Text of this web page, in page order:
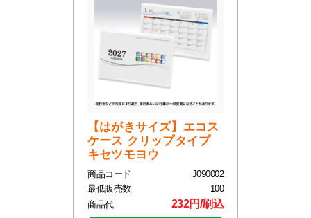
【はがきサイズ】エコス
ケース クリップタイプ
キセツモヨウ
商品コード
J090002
最低販売数
100
商品代
232円/刷込